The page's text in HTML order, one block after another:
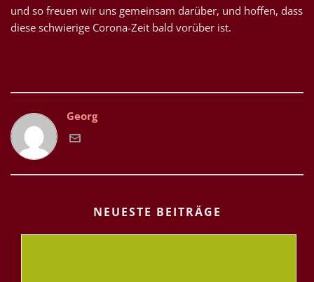
und so freuen wir uns gemeinsam darüber, und hoffen, dass
diese schwierige Corona-Zeit bald vorüber ist.
Georg
NEUESTE BEITRÄGE